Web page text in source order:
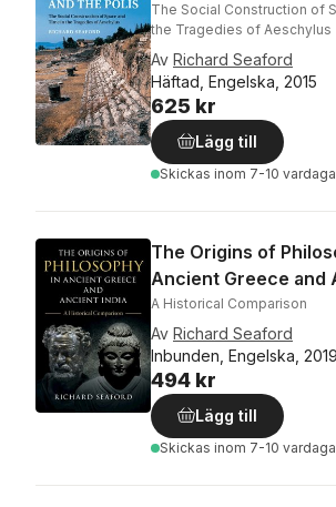
The Social Construction of
the Tragedies of Aeschylus
Av Richard Seaford
Häftad, Engelska, 2015
625 kr
Lägg till
Skickas inom 7-10
The Origins of
Ancient Greece and
A Historical Comparison
Av Richard Seaford
Inbunden, Engelska, 2019
494 kr
Lägg till
Skickas inom 7-10